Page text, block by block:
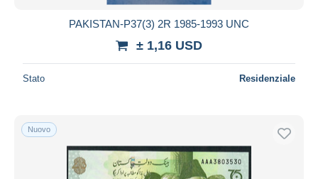
PAKISTAN-P37(3) 2R 1985-1993 UNC
± 1,16 USD
Stato Residenziale
Nuovo